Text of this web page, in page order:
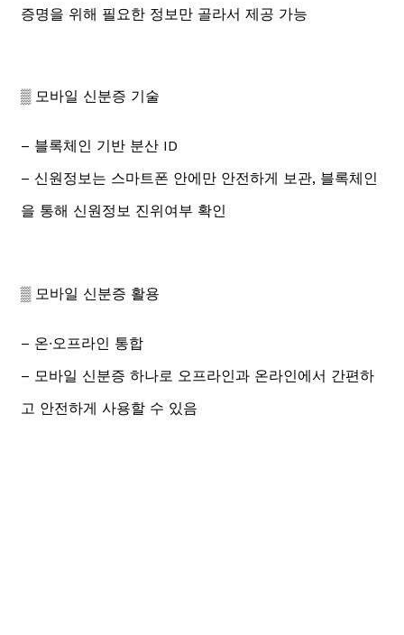
증명을 위해 필요한 정보만 골라서 제공 가능
▒ 모바일 신분증 기술
– 블록체인 기반 분산 ID
– 신원정보는 스마트폰 안에만 안전하게 보관, 블록체인
을 통해 신원정보 진위여부 확인
▒ 모바일 신분증 활용
– 온∙오프라인 통합
– 모바일 신분증 하나로 오프라인과 온라인에서 간편하
고 안전하게 사용할 수 있음